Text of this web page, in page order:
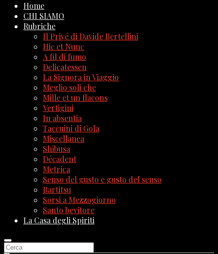
Home
CHI SIAMO
Rubriche
Il Privé di Davide Bertellini
Hic et Nunc
A fil di fumo
Delicatessen
La Signora in Viaggio
Meglio soli che
Mille et un flacons
Vertigini
In absentia
Taccuini di Gola
Miscellanea
Shibusa
Décadent
Metrica
Senso del gusto e gusto del senso
Bartitsu
Sorsi a Mezzogiorno
Santo bevitore
La Casa degli Spiriti